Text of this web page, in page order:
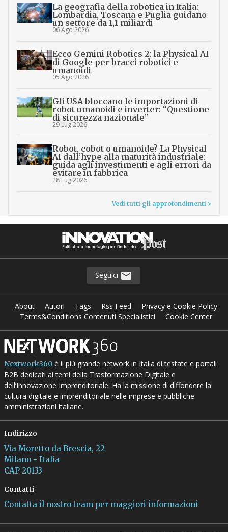
La geografia della robotica in Italia:
Lombardia, Toscana e Puglia guidano
un settore da 1,1 miliardi
06 Ago 2026
Ecco Gemini Robotics 2: la Physical AI
di Google per bracci robotici e
umanoidi
05 Ago 2026
Gli USA bloccano le importazioni di
robot umanoidi e inverter: “Questione
di sicurezza nazionale”
29 Lug 2026
Robot, cobot o umanoide? La Physical
AI dall’hype alla maturità industriale:
guida agli investimenti e agli errori da
evitare in fabbrica
28 Lug 2026
Vedi tutti gli approfondimenti >
Seguici
About Autori Tags Rss Feed
Privacy e Cookie Policy
Terms&Conditions Contenuti Specialistici
Cookie Center
Nextwork360è il più grande network in Italia di testate e portali
B2B dedicati ai temi della Trasformazione Digitale e
dell’Innovazione Imprenditoriale. Ha la missione di diffondere la
cultura digitale e imprenditoriale nelle imprese e pubbliche
amministrazioni italiane.
Indirizzo
Via Moretto da Brescia, 22
Milano - Italia
CAP 20133
Contatti
Contatta il nostro team per maggiori informazioni